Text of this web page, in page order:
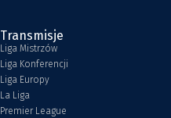
Transmisje
Liga Mistrzów
Liga Konferencji
Liga Europy
La Liga
Premier League